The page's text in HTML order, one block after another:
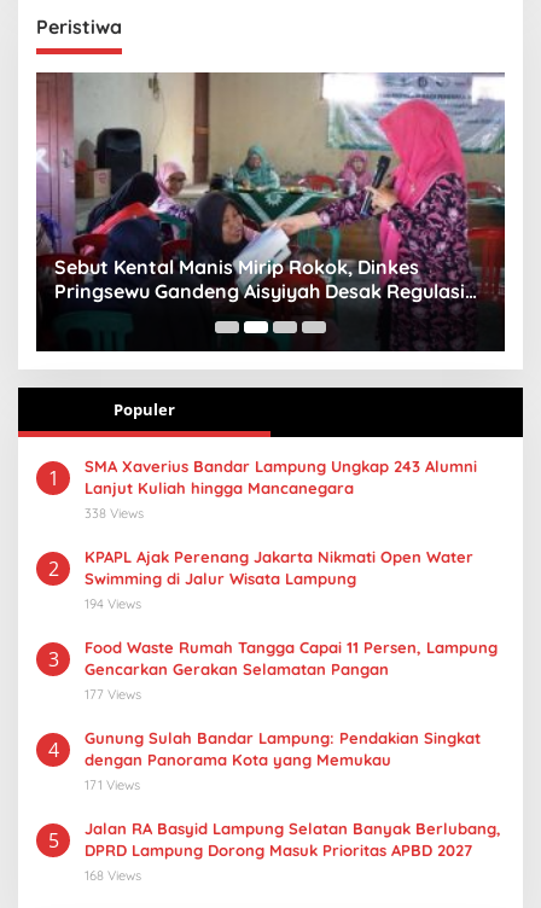
Peristiwa
Sebut Kental Manis Mirip Rokok, Dinkes
Pringsewu Gandeng Aisyiyah Desak Regulasi
Gizi Anak
Populer
1
SMA Xaverius Bandar Lampung Ungkap 243 Alumni
Lanjut Kuliah hingga Mancanegara
338 Views
2
KPAPL Ajak Perenang Jakarta Nikmati Open Water
Swimming di Jalur Wisata Lampung
194 Views
3
Food Waste Rumah Tangga Capai 11 Persen, Lampung
Gencarkan Gerakan Selamatan Pangan
177 Views
4
Gunung Sulah Bandar Lampung: Pendakian Singkat
dengan Panorama Kota yang Memukau
171 Views
5
Jalan RA Basyid Lampung Selatan Banyak Berlubang,
DPRD Lampung Dorong Masuk Prioritas APBD 2027
168 Views